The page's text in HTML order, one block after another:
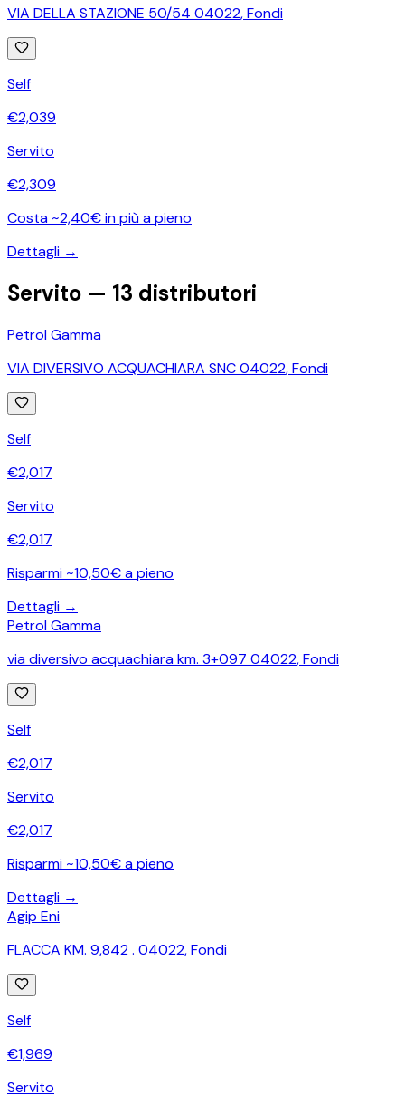
VIA DELLA STAZIONE 50/54 04022,Fondi
Self
€2,039
Servito
€2,309
Costa ~2,40€ in più a pieno
Dettagli →
Servito — 13 distributori
Petrol Gamma
VIA DIVERSIVO ACQUACHIARA SNC 04022,Fondi
Self
€2,017
Servito
€2,017
Risparmi ~10,50€ a pieno
Dettagli →
Petrol Gamma
via diversivo acquachiara km. 3+097 04022,Fondi
Self
€2,017
Servito
€2,017
Risparmi ~10,50€ a pieno
Dettagli →
Agip Eni
FLACCA KM. 9,842 . 04022,Fondi
Self
€1,969
Servito